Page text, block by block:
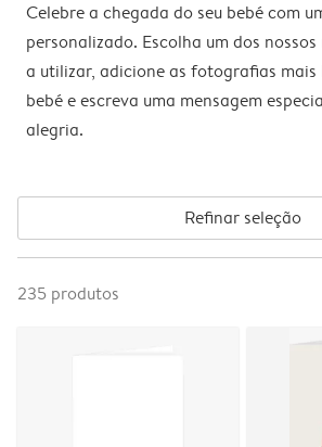
Celebre a chegada do seu bebé com
personalizado. Escolha um dos
a utilizar, adicione as fotografias mais
bebé e escreva uma mensagem
alegria.
Refinar seleção
235 produtos